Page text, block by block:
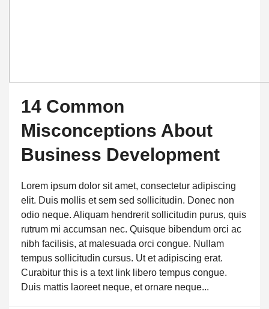
14 Common
Misconceptions About
Business Development
Lorem ipsum dolor sit amet, consectetur adipiscing
elit. Duis mollis et sem sed sollicitudin. Donec non
odio neque. Aliquam hendrerit sollicitudin purus, quis
rutrum mi accumsan nec. Quisque bibendum orci ac
nibh facilisis, at malesuada orci congue. Nullam
tempus sollicitudin cursus. Ut et adipiscing erat.
Curabitur this is a text link libero tempus congue.
Duis mattis laoreet neque, et ornare neque...